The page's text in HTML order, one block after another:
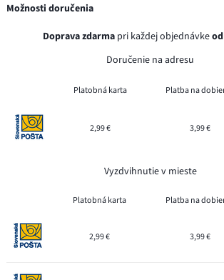
Možnosti doručenia
Doprava zdarmapri každej objednávke
Doručenie na adresu
Platobná karta Platba na
2,99 € 3,99 €
Vyzdvihnutie v mieste
Platobná karta Platba na
2,99 € 3,99 €